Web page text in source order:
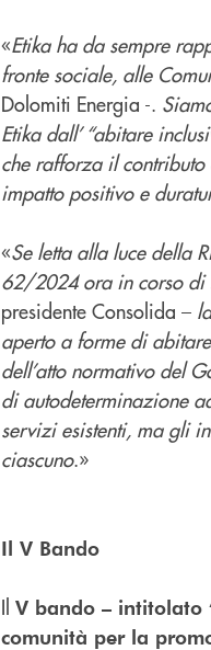
«Etika ha da sempre
fronte sociale, alle
Dolomiti Energia -.
Etika dall’ “abitare
che rafforza il
impatto positivo e
«Se letta alla luce della
62/2024 ora in corso di
presidente Consolida –
aperto a forme di
dell’atto normativo del
di autodeterminazione
servizi esistenti, ma gli
ciascuno.»
Il V Bando
Il V bando – intitolato
comunità per la